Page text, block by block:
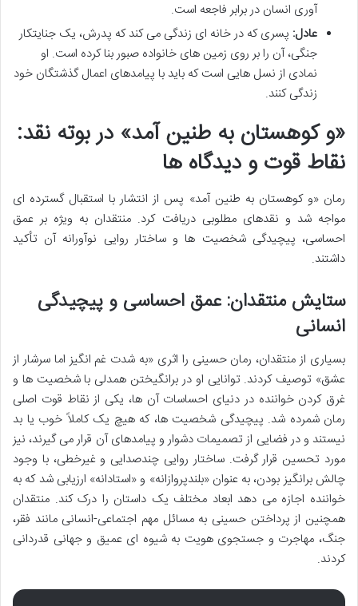
آوری انسان در برابر فاجعه است.
عادل: پسری که در خانه ای زندگی می کند که پدرش، یک جنایتکار
جنگی، آن را بر روی زمین های خانواده صبور بنا کرده است. او
نمادی از نسل هایی است که باید با پیامدهای اعمال گذشتگان خود
زندگی کنند.
«و کوهستان به طنین آمد» در بوته نقد:
نقاط قوت و دیدگاه ها
رمان «و کوهستان به طنین آمد» پس از انتشار با استقبال گسترده ای
مواجه شد و نقدهای مطلوبی دریافت کرد. منتقدان به ویژه بر عمق
احساسی، پیچیدگی شخصیت ها و ساختار روایی نوآورانه آن تأکید
داشتند.
ستایش منتقدان: عمق احساسی و پیچیدگی
انسانی
بسیاری از منتقدان، رمان حسینی را اثری «به شدت غم انگیز اما سرشار از
عشق» توصیف کردند. توانایی او در برانگیختن همدلی با شخصیت ها و
غرق کردن خواننده در دنیای احساسات آن ها، یکی از نقاط قوت اصلی
رمان شمرده شد. پیچیدگی شخصیت ها، که هیچ یک کاملاً خوب یا بد
نیستند و در فضایی از تصمیمات دشوار و پیامدهای آن قرار می گیرند، نیز
مورد تحسین قرار گرفت. ساختار روایی چندصدایی و غیرخطی، با وجود
چالش برانگیز بودن، به عنوان «بلندپروازانه» و «استادانه» ارزیابی شد که به
خواننده اجازه می دهد ابعاد مختلف یک داستان را درک کند. منتقدان
همچنین از پرداختن حسینی به مسائل مهم اجتماعی-انسانی مانند فقر،
جنگ، مهاجرت و جستجوی هویت به شیوه ای عمیق و جهانی قدردانی
کردند.